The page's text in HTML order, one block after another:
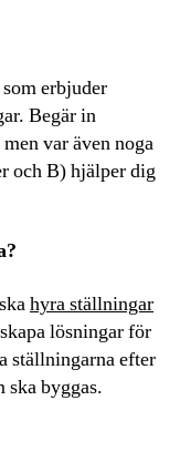
erbjuder
Begär in
var även noga
och B) hjälper dig
hyra ställningar
lösningar för
ställningarna efter
ska byggas.